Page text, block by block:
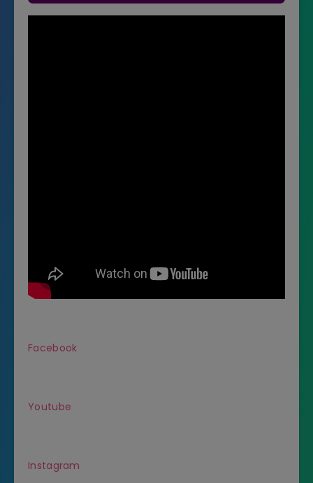
Facebook
Youtube
Instagram